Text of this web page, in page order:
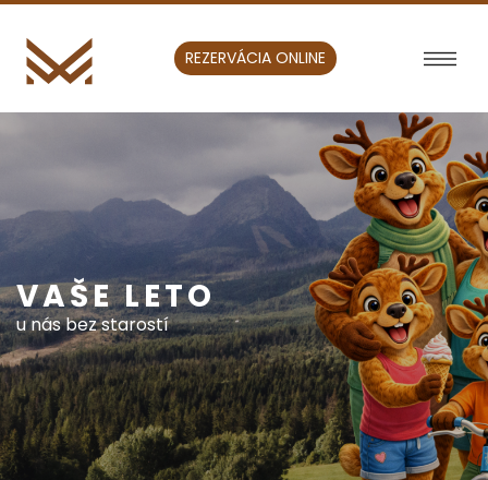
REZERVÁCIA ONLINE
VAŠE LETO
u nás bez starostí